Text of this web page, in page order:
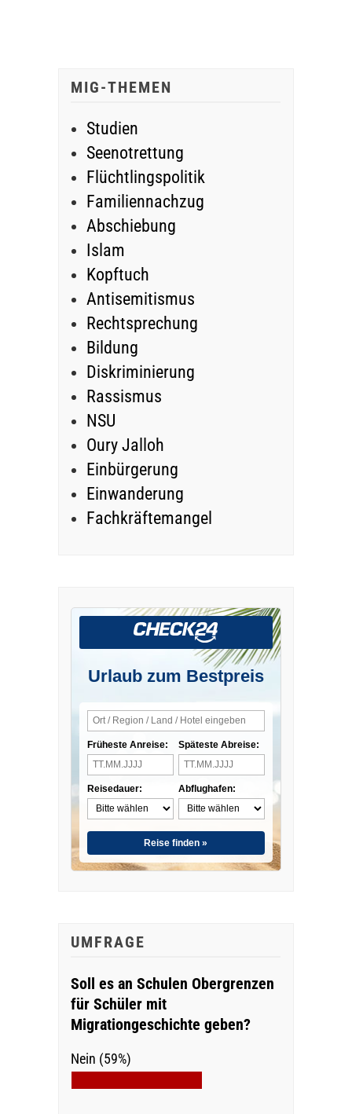
MIG-THEMEN
Studien
Seenotrettung
Flüchtlingspolitik
Familiennachzug
Abschiebung
Islam
Kopftuch
Antisemitismus
Rechtsprechung
Bildung
Diskriminierung
Rassismus
NSU
Oury Jalloh
Einbürgerung
Einwanderung
Fachkräftemangel
Urlaub zum Bestpreis
Früheste Anreise:
Reisedauer:
Späteste Abreise:
Abflughafen:
Reise finden »
UMFRAGE
Soll es an Schulen Obergrenzen
für Schüler mit
Migrationgeschichte geben?
Nein (59%)